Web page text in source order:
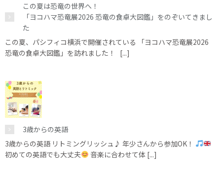
この夏は恐竜の世界へ！
「ヨコハマ恐竜展2026 恐竜の食卓大図鑑」をのぞいてきまし
た
この夏、パシフィコ横浜で開催されている 「ヨコハマ恐竜展2026
恐竜の食卓大図鑑」を訪れました！ [...]
3歳からの英語
3歳からの英語 リトミングリッシュ♪ 年少さんから参加OK！
初めての英語でも大丈夫
音楽に合わせて体 [...]